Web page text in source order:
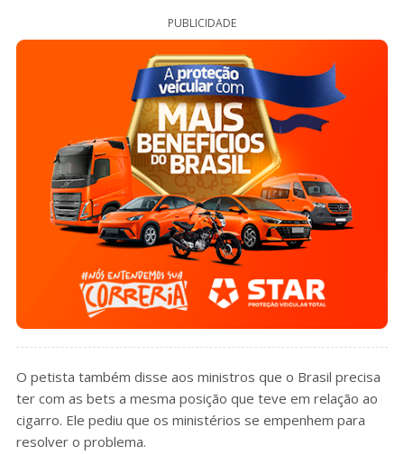
PUBLICIDADE
O petista também disse aos ministros que o Brasil precisa
ter com as bets a mesma posição que teve em relação ao
cigarro. Ele pediu que os ministérios se empenhem para
resolver o problema.